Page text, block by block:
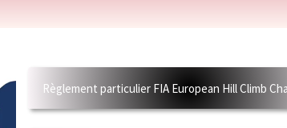
Règlement particulier FIA European Hill Climb